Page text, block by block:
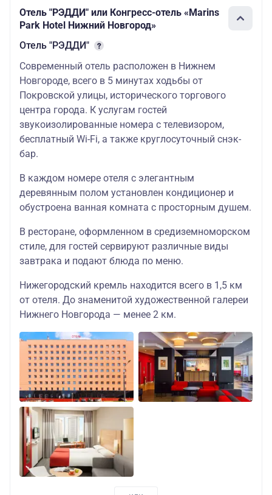
Отель "РЭДДИ" или Конгресс-отель «Marins
Park Hotel Нижний Новгород»
Отель "РЭДДИ"
Современный отель расположен в Нижнем
Новгороде, всего в 5 минутах ходьбы от
Покровской улицы, исторического торгового
центра города. К услугам гостей
звукоизолированные номера с телевизором,
бесплатный Wi-Fi, а также круглосуточный снэк-
бар.
В каждом номере отеля с элегантным
деревянным полом установлен кондиционер и
обустроена ванная комната с просторным душем.
В ресторане, оформленном в средиземноморском
стиле, для гостей сервируют различные виды
завтрака и подают блюда по меню.
Нижегородский кремль находится всего в 1,5 км
от отеля. До знаменитой художественной галереи
Нижнего Новгорода — менее 2 км.